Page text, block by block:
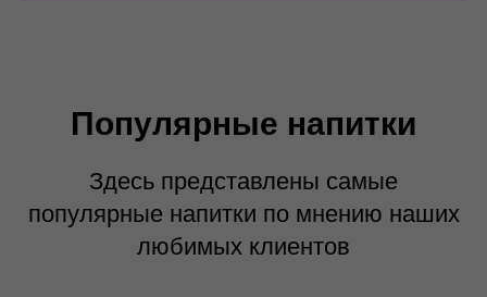
Популярные напитки
Здесь представлены самые
популярные напитки по мнению наших
любимых клиентов